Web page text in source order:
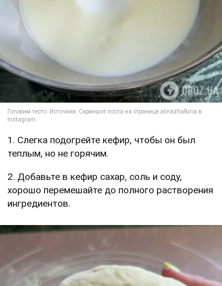
1. Слегка подогрейте кефир, чтобы он был
теплым, но не горячим.
2. Добавьте в кефир сахар, соль и соду,
хорошо перемешайте до полного растворения
ингредиентов.